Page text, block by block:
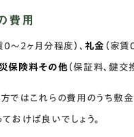
費用
0～2ヶ月分程度）、 礼金 （家
保険料その他 （保証料、鍵
方ではこれらの費用のうち敷
ておけば良いでしょう。